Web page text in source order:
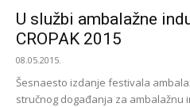
U službi ambalažne
CROPAK 2015
08.05.2015.
Šesnaesto izdanje festivala
stručnog događanja za ambalažnu